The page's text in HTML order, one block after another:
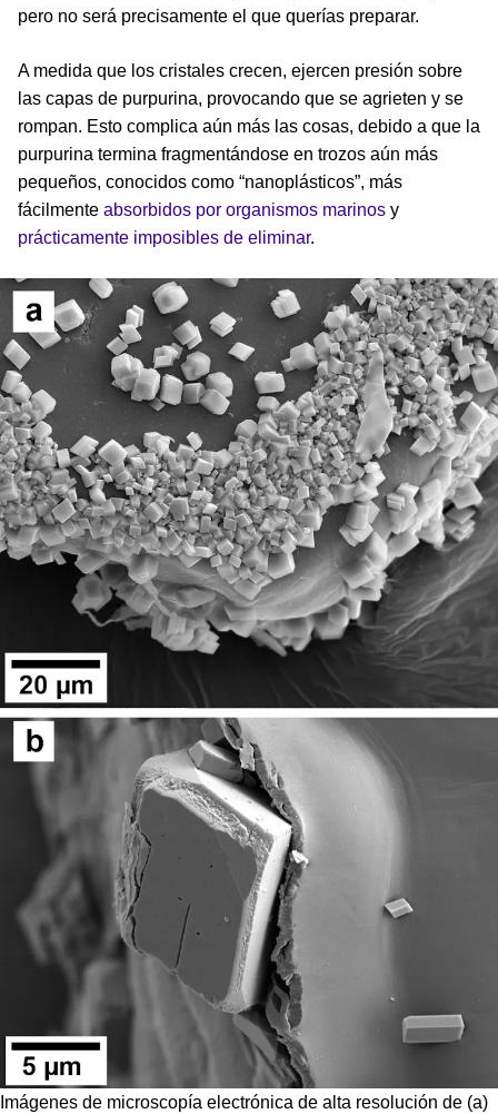
pero no será precisamente el que querías preparar.
A medida que los cristales crecen, ejercen presión sobre
las capas de purpurina, provocando que se agrieten y se
rompan. Esto complica aún más las cosas, debido a que la
purpurina termina fragmentándose en trozos aún más
pequeños, conocidos como “nanoplásticos”, más
fácilmente absorbidos por organismos marinos y
prácticamente imposibles de eliminar.
Imágenes de microscopía electrónica de alta resolución de (a)